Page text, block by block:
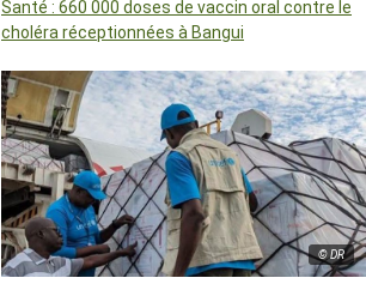
Santé : 660 000 doses de vaccin oral contre le
choléra réceptionnées à Bangui
© DR